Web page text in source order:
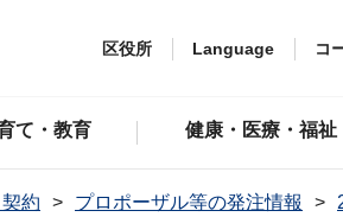
区役所 Language コ
て・教育 健康・医療・福祉
約 プロポーザル等の発注情報